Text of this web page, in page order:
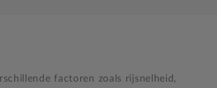
14 dagen bedenktijd
factoren zoals rijsnelheid,